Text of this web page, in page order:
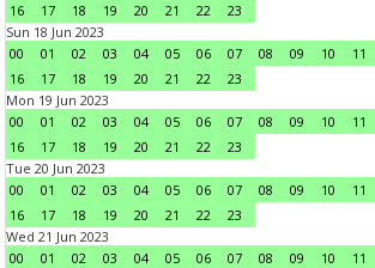
16
17 18 19 20 21 22
23
Sun 18 Jun 2023
00
01 02 03 04 05 06 07 08 09 10 11
16
17 18 19 20 21 22
23
Mon 19 Jun 2023
00
01 02 03 04 05 06 07 08 09 10 11
16
17 18 19 20 21 22
23
Tue 20 Jun 2023
00
01 02 03 04 05 06 07 08 09 10 11
16
17 18 19 20 21 22
23
Wed 21 Jun 2023
00
01 02 03 04 05 06 07 08 09 10 11